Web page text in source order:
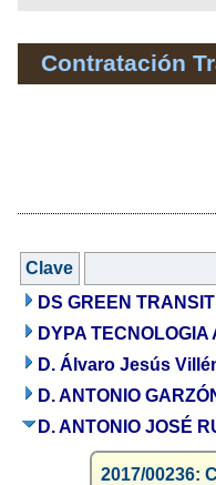
Contratación
Clave
DS GREEN
DYPA
D. Álvaro Jesús
D. ANTONIO
D. ANTONIO JOSÉ
2017/00236: